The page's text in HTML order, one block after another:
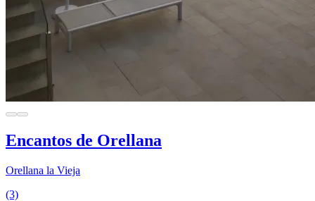
Encantos de Orellana
Orellana la Vieja
(3)